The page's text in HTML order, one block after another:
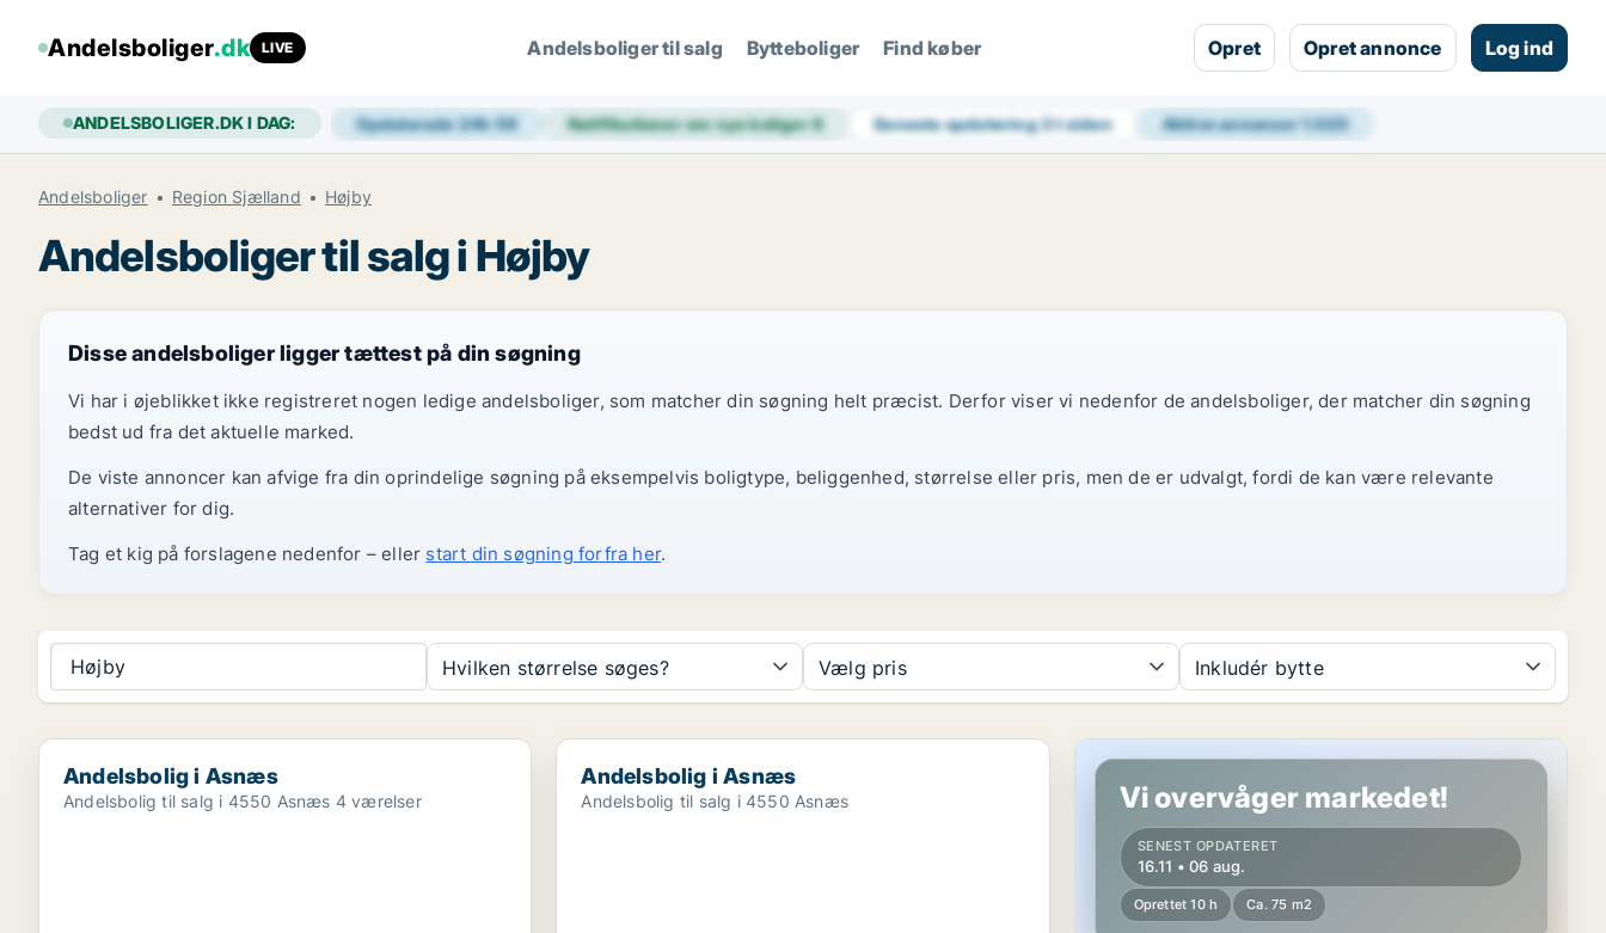
Andelsboliger.dk LIVE Andelsboliger til salg Bytteboliger Find køber Opret Opret annonce Log ind
ANDELSBOLIGER.DK I DAG: Opdaterede 24h59 Notifikationer om nye boliger6 Seneste opdatering3 t siden Aktive annoncer1.020
Andelsboliger Region Sjælland Højby
Andelsboliger til salg i Højby
Disse andelsboliger ligger tættest på din søgning
Vi har i øjeblikket ikke registreret nogen ledige andelsboliger, som matcher din søgning helt præcist. Derfor viser vi nedenfor de andelsboliger, der matcher din søgning
bedst ud fra det aktuelle marked.
De viste annoncer kan afvige fra din oprindelige søgning på eksempelvis boligtype, beliggenhed, størrelse eller pris, men de er udvalgt, fordi de kan være relevante
alternativer for dig.
Tag et kig på forslagene nedenfor – eller start din søgning forfra her.
Højby Hvilken størrelse søges? Vælg pris Inkludér bytte
Andelsbolig i Asnæs
Andelsbolig i Asnæs
Andelsbolig til salg i 4550 Asnæs 4 værelser
Andelsbolig i Asnæs
Andelsbolig i Asnæs
Andelsbolig til salg i 4550 Asnæs
Andelsbolig i Herlufmagle
Vi overvåger markedet!
SENEST OPDATERET
16.11 • 06 aug.
Oprettet 10 h Ca. 75 m2